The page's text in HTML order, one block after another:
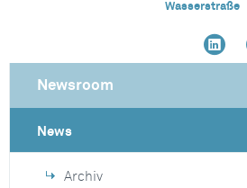
Wasserstraße
Newsroom
News
Archiv